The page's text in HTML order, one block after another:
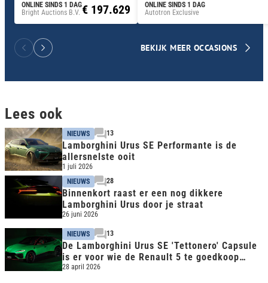
ONLINE SINDS 1 DAG
Bright Auctions B.V. € 197.629
ONLINE SINDS 1 DAG
Autotron Exclusive
BEKIJK MEER OCCASIONS
Lees ook
NIEUWS 13
Lamborghini Urus SE Performante is de
allersnelste ooit
1 juli 2026
NIEUWS
28
Binnenkort raast er een nog dikkere
Lamborghini Urus door je straat
26 juni 2026
NIEUWS 13
De Lamborghini Urus SE 'Tettonero' Capsule
is er voor wie de Renault 5 te goedkoop
vindt
28 april 2026